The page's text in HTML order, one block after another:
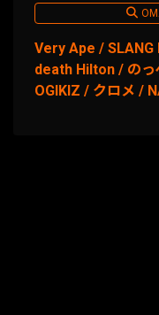
Very Ape / SLANG
death Hilton / のっ
OGIKIZ / クロメ /